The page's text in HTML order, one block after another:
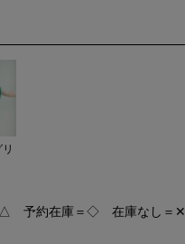
予約在庫＝◇ 在庫なし＝✕